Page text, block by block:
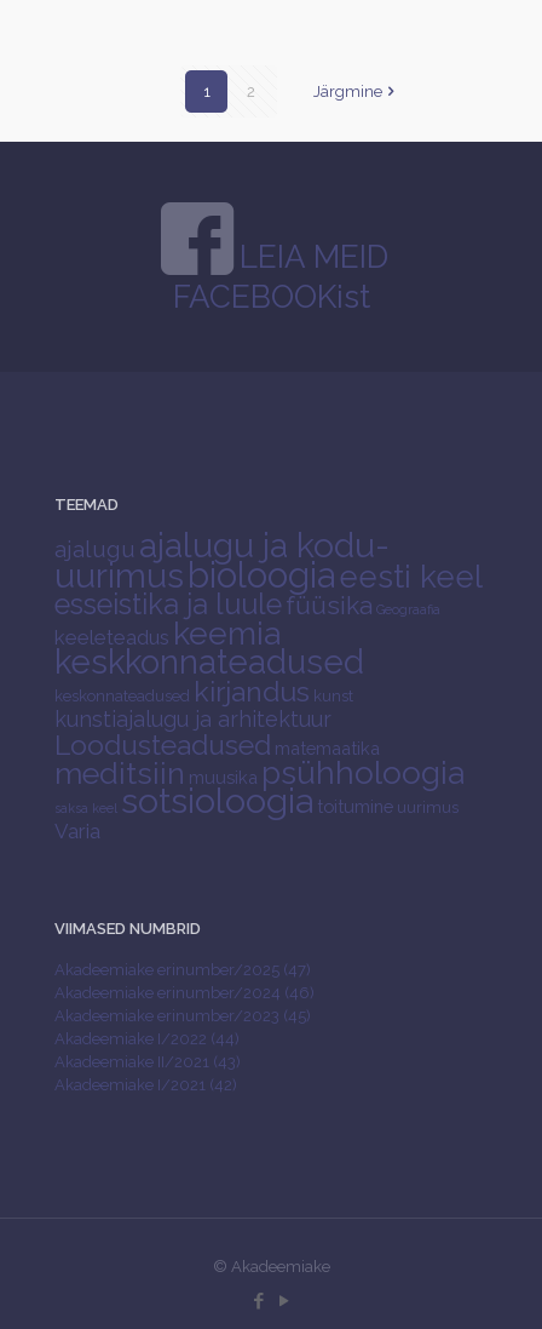
1 2 Järgmine
LEIA MEID
FACEBOOKist
TEEMAD
ajalugu ajalugu ja kodu-
uurimusbioloogia eesti keel
esseistika ja luulefüüsika Geograafia
keeleteadus keemia
keskkonnateadused
keskonnateadused kirjandus kunst
kunstiajalugu ja arhitektuur
Loodusteadused matemaatika
meditsiin muusika psühholoogia
saksa keel sotsioloogia toitumine uurimus
Varia
VIIMASED NUMBRID
Akadeemiake erinumber/2025 (47)
Akadeemiake erinumber/2024 (46)
Akadeemiake erinumber/2023 (45)
Akadeemiake I/2022 (44)
Akadeemiake II/2021 (43)
Akadeemiake I/2021 (42)
© Akadeemiake